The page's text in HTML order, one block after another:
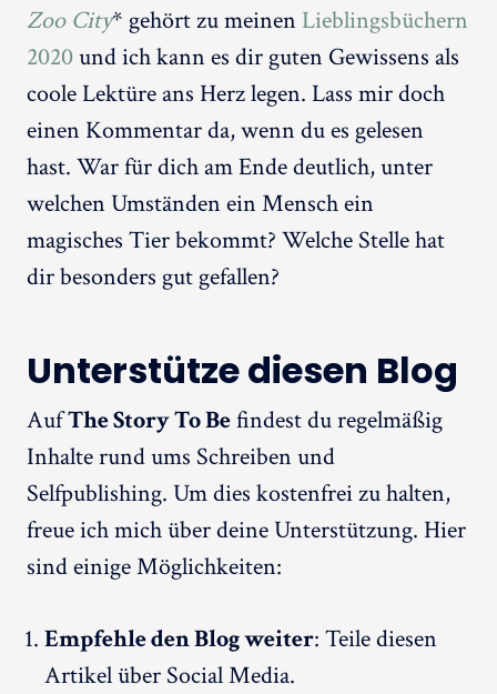
Zoo City* gehört zu meinen Lieblingsbüchern
2020und ich kann es dir guten Gewissens als
coole Lektüre ans Herz legen. Lass mir doch
einen Kommentar da, wenn du es gelesen
hast. War für dich am Ende deutlich, unter
welchen Umständen ein Mensch ein
magisches Tier bekommt? Welche Stelle hat
dir besonders gut gefallen?
Unterstütze diesen Blog
AufThe Story To Befindest du regelmäßig
Inhalte rund ums Schreiben und
Selfpublishing. Um dies kostenfrei zu halten,
freue ich mich über deine Unterstützung. Hier
sind einige Möglichkeiten:
Empfehle den Blog weiter: Teile diesen
Artikel über Social Media.